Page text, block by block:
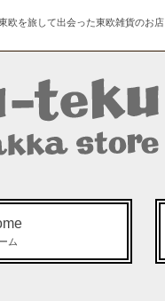
欧を旅して出会った東欧雑貨のお店
ム